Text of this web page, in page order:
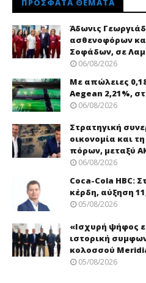
ΠΡΌΣΦΑΤΑ ΘΈΜΑΤΑ
Άδωνις
ασθενοφόρων
Σοφάδων, σε
06/08/2026
Με απώλειες
Aegean 2,21%,
06/08/2026
Στρατηγική
οικονομία και
πόρων, μεταξύ
06/08/2026
Coca-Cola HBC:
κέρδη, αύξηση
05/08/2026
«Ισχυρή ψήφος
ιστορική
κολοσσού
05/08/2026